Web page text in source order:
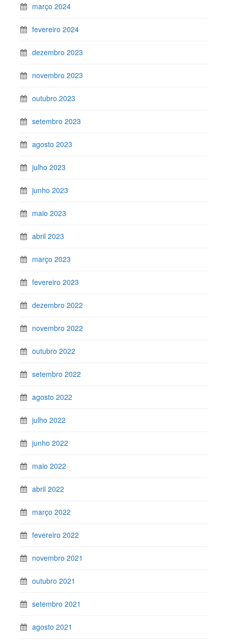
março 2024
fevereiro 2024
dezembro 2023
novembro 2023
outubro 2023
setembro 2023
agosto 2023
julho 2023
junho 2023
maio 2023
abril 2023
março 2023
fevereiro 2023
dezembro 2022
novembro 2022
outubro 2022
setembro 2022
agosto 2022
julho 2022
junho 2022
maio 2022
abril 2022
março 2022
fevereiro 2022
novembro 2021
outubro 2021
setembro 2021
agosto 2021